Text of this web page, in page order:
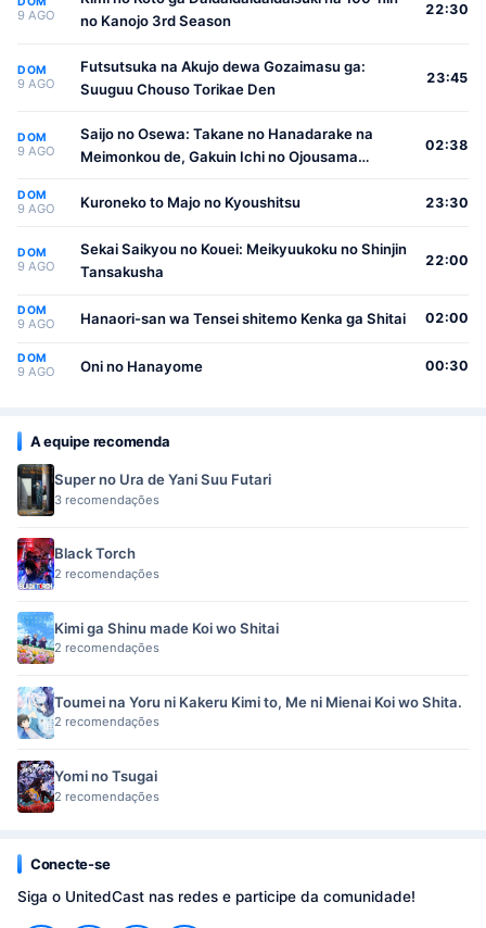
9 AGO
no Kanojo 3rd Season
22:30
DOM
9 AGO
Futsutsuka na Akujo dewa Gozaimasu ga:
Suuguu Chouso Torikae Den
23:45
DOM
9 AGO
Saijo no Osewa: Takane no Hanadarake na
Meimonkou de, Gakuin Ichi no Ojousama
Osewa suru Koto ni Narimashita
02:38
DOM
9 AGO Kuroneko to Majo no Kyoushitsu 23:30
DOM
9 AGO
Sekai Saikyou no Kouei: Meikyuukoku no Shinjin
Tansakusha
22:00
DOM
9 AGO Hanaori-san wa Tensei shitemo Kenka ga Shitai 02:00
DOM
9 AGO Oni no Hanayome 00:30
A equipe recomenda
Super no Ura de Yani Suu Futari
3 recomendações
Black Torch
2 recomendações
Kimi ga Shinu made Koi wo Shitai
2 recomendações
Toumei na Yoru ni Kakeru Kimi to, Me ni Mienai Koi wo Shita.
2 recomendações
Yomi no Tsugai
2 recomendações
Conecte-se
Siga o UnitedCast nas redes e participe da comunidade!